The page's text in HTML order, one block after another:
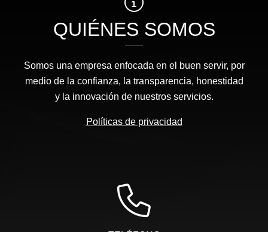
QUIÉNES SOMOS
Somos una empresa enfocada en el buen servir, por
medio de la confianza, la transparencia, honestidad
y la innovación de nuestros servicios.
Políticas de privacidad